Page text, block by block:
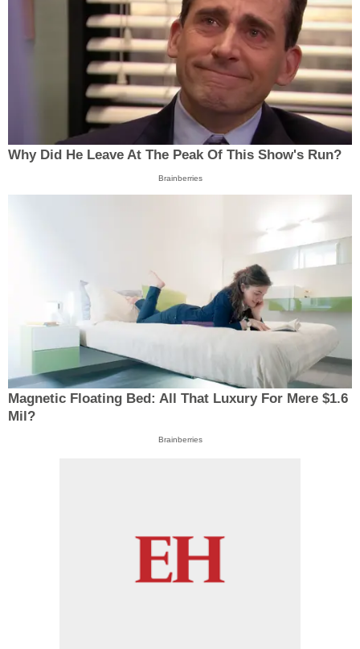
Why Did He Leave At The Peak Of This Show's Run?
Brainberries
Magnetic Floating Bed: All That Luxury For Mere $1.6
Mil?
Brainberries